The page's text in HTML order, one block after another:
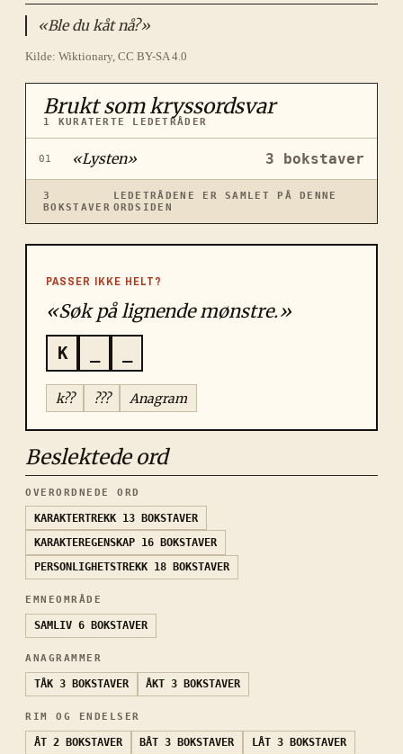
«Ble du kåt nå?»
Kilde: Wiktionary, CC BY-SA 4.0
Brukt som kryssordsvar
1 KURATERTE LEDETRÅDER
01 «Lysten» 3 bokstaver
3
BOKSTAVER
LEDETRÅDENE ER SAMLET PÅ DENNE
ORDSIDEN
PASSER IKKE HELT?
«Søk på lignende mønstre.»
K
k?? ??? Anagram
Beslektede ord
OVERORDNEDE ORD
KARAKTERTREKK 13 BOKSTAVER
KARAKTEREGENSKAP 16 BOKSTAVER
PERSONLIGHETSTREKK 18 BOKSTAVER
EMNEOMRÅDE
SAMLIV 6 BOKSTAVER
ANAGRAMMER
TÅK 3 BOKSTAVER ÅKT 3 BOKSTAVER
RIM OG ENDELSER
ÅT 2 BOKSTAVER BÅT 3 BOKSTAVER LÅT 3 BOKSTAVER